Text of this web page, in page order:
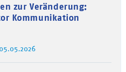
zur Veränderung:
Kommunikation
05.05.2026